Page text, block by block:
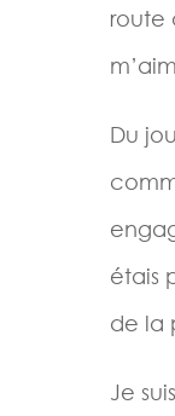
route
Du
étais
de la
Je